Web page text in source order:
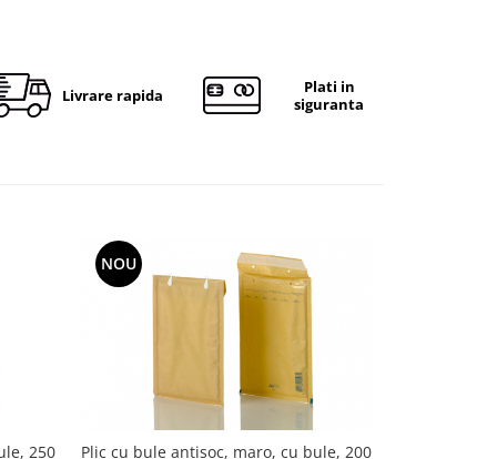
Livrare rapida
Plati in
siguranta
250
NOU
Plic cu bule antisoc, maro, cu bule, 200